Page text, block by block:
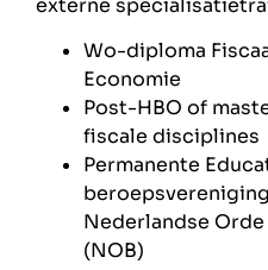
Wo-diploma
Economie
Post-HBO of
fiscale disciplines
Permanente
Nederlandse
(NOB)